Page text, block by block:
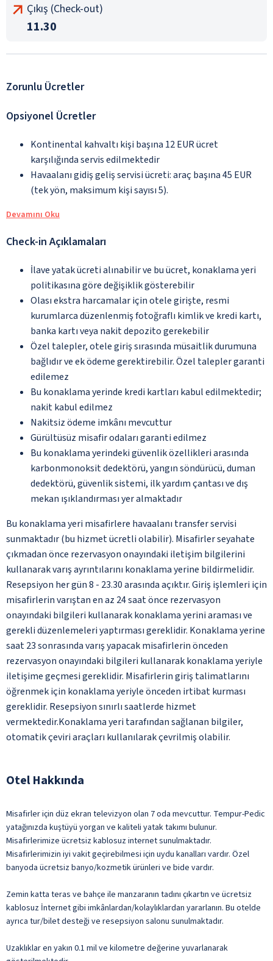
Çıkış (Check-out)
11.30
Zorunlu Ücretler
Opsiyonel Ücretler
Kontinental kahvaltı kişi başına 12 EUR ücret
karşılığında servis edilmektedir
Havaalanı gidiş geliş servisi ücreti: araç başına 45 EUR
(tek yön, maksimum kişi sayısı 5).
Devamını Oku
Check-in Açıklamaları
İlave yatak ücreti alınabilir ve bu ücret, konaklama yeri
politikasına göre değişiklik gösterebilir
Olası ekstra harcamalar için otele girişte, resmi
kurumlarca düzenlenmiş fotoğraflı kimlik ve kredi kartı,
banka kartı veya nakit depozito gerekebilir
Özel talepler, otele giriş sırasında müsaitlik durumuna
bağlıdır ve ek ödeme gerektirebilir. Özel talepler garanti
edilemez
Bu konaklama yerinde kredi kartları kabul edilmektedir;
nakit kabul edilmez
Nakitsiz ödeme imkânı mevcuttur
Gürültüsüz misafir odaları garanti edilmez
Bu konaklama yerindeki güvenlik özellikleri arasında
karbonmonoksit dedektörü, yangın söndürücü, duman
dedektörü, güvenlik sistemi, ilk yardım çantası ve dış
mekan ışıklandırması yer almaktadır
Bu konaklama yeri misafirlere havaalanı transfer servisi
sunmaktadır (bu hizmet ücretli olabilir). Misafirler seyahate
çıkmadan önce rezervasyon onayındaki iletişim bilgilerini
kullanarak varış ayrıntılarını konaklama yerine bildirmelidir.
Resepsiyon her gün 8 - 23.30 arasında açıktır. Giriş işlemleri için
misafirlerin varıştan en az 24 saat önce rezervasyon
onayındaki bilgileri kullanarak konaklama yerini araması ve
gerekli düzenlemeleri yaptırması gereklidir. Konaklama yerine
saat 23 sonrasında varış yapacak misafirlerin önceden
rezervasyon onayındaki bilgileri kullanarak konaklama yeriyle
iletişime geçmesi gereklidir. Misafirlerin giriş talimatlarını
öğrenmek için konaklama yeriyle önceden irtibat kurması
gereklidir. Resepsiyon sınırlı saatlerde hizmet
vermektedir.Konaklama yeri tarafından sağlanan bilgiler,
otomatik çeviri araçları kullanılarak çevrilmiş olabilir.
Otel Hakkında
Misafirler için düz ekran televizyon olan 7 oda mevcuttur. Tempur-Pedic
yatağınızda kuştüyü yorgan ve kaliteli yatak takımı bulunur.
Misafirlerimize ücretsiz kablosuz internet sunulmaktadır.
Misafirlerimizin iyi vakit geçirebilmesi için uydu kanalları vardır. Özel
banyoda ücretsiz banyo/kozmetik ürünleri ve bide vardır.
Zemin katta teras ve bahçe ile manzaranın tadını çıkartın ve ücretsiz
kablosuz İnternet gibi imkânlardan/kolaylıklardan yararlanın. Bu otelde
ayrıca tur/bilet desteği ve resepsiyon salonu sunulmaktadır.
Uzaklıklar en yakın 0.1 mil ve kilometre değerine yuvarlanarak